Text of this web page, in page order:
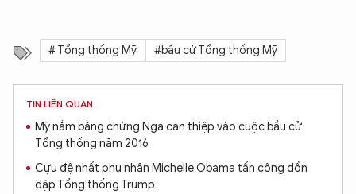
# Tổng thống Mỹ #bầu cử Tổng thống Mỹ
TIN LIÊN QUAN
Mỹ nắm bằng chứng Nga can thiệp vào cuộc bầu cử
Tổng thống năm 2016
Cựu đệ nhất phu nhân Michelle Obama tấn công dồn
dập Tổng thống Trump